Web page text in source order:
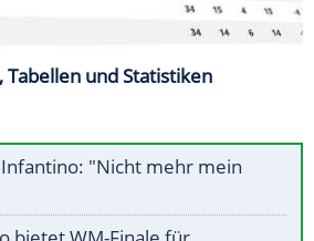
Tabellen und Statistiken
"Nicht mehr mein